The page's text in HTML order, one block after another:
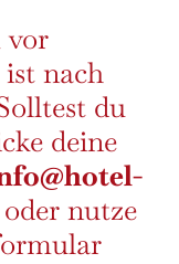
nach
du
deine
oder nutze